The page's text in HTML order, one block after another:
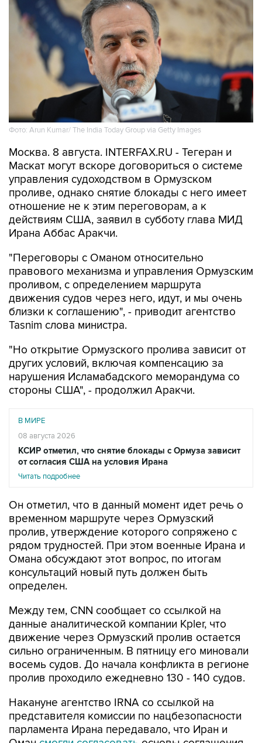
Фото: Arun Kumar/ The India Today Group via Getty Images
Москва. 8 августа. INTERFAX.RU - Тегеран и
Маскат могут вскоре договориться о системе
управления судоходством в Ормузском
проливе, однако снятие блокады с него имеет
отношение не к этим переговорам, а к
действиям США, заявил в субботу глава МИД
Ирана Аббас Аракчи.
"Переговоры с Оманом относительно
правового механизма и управления Ормузским
проливом, с определением маршрута
движения судов через него, идут, и мы очень
близки к соглашению", - приводит агентство
Tasnim слова министра.
"Но открытие Ормузского пролива зависит от
других условий, включая компенсацию за
нарушения Исламабадского меморандума со
стороны США", - продолжил Аракчи.
В МИРЕ
08 августа 2026
КСИР отметил, что снятие блокады с Ормуза зависит
от согласия США на условия Ирана
Читать подробнее
Он отметил, что в данный момент идет речь о
временном маршруте через Ормузский
пролив, утверждение которого сопряжено с
рядом трудностей. При этом военные Ирана и
Омана обсуждают этот вопрос, по итогам
консультаций новый путь должен быть
определен.
Между тем, CNN сообщает со ссылкой на
данные аналитической компании Kpler, что
движение через Ормузский пролив остается
сильно ограниченным. В пятницу его миновали
восемь судов. До начала конфликта в регионе
пролив проходило ежедневно 130 - 140 судов.
Накануне агентство IRNA со ссылкой на
представителя комиссии по нацбезопасности
парламента Ирана передавало, что Иран и